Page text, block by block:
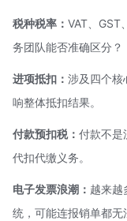
税种税率： VAT、
务团队能否准确区分？
进项抵扣： 涉及四个核
响整体抵扣结果。
付款预扣税： 付款不
代扣代缴义务。
电子发票浪潮： 越来越
统，可能连报销单都无